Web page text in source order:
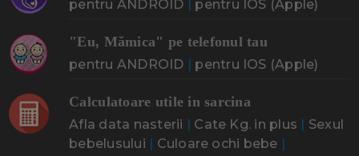
pentru ANDROID | pentru IOS (Apple)
"Eu, Mămica" pe telefonul tau
pentru ANDROID | pentru IOS (Apple)
Calculatoare utile in sarcina
Afla data nasterii | Cate Kg. in plus | Sexul
bebelusului | Culoare ochi bebe |